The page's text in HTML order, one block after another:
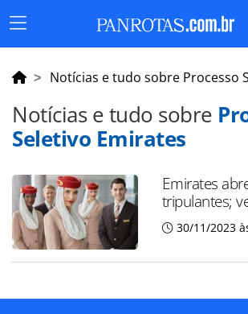
Menu
Principal
Notícias e tudo sobre Processo
Notícias e tudo sobre
Seletivo Emirates
Emirates
tripulantes;
30/11/2023